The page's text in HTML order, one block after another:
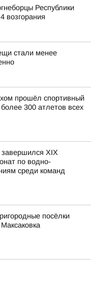
Республики
возгорания
стали менее
прошёл спортивный
300 атлетов всех
завершился XIХ
по водно-
среди команд
посёлки